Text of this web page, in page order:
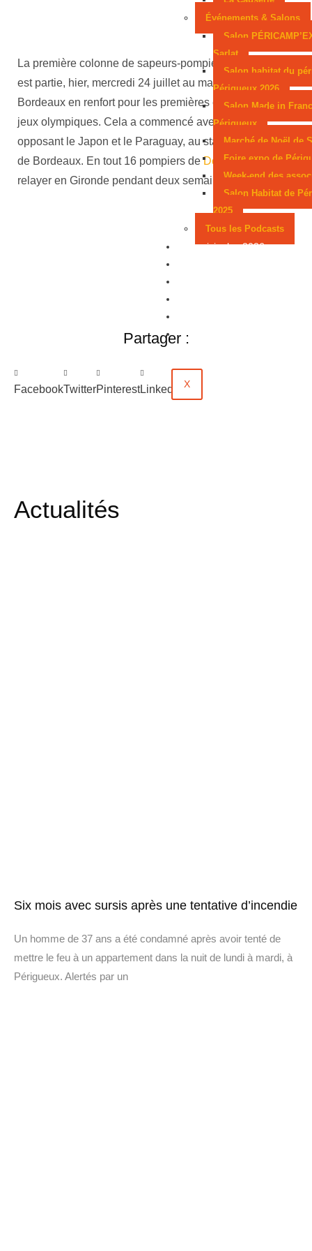
Événements & Salons
Salon
Sarlat
Salon habitat du
Périgueux 2026
Salon Made in
Périgueux
Marché de Noël de
Foire expo de
Week-end des
Salon Habitat de
2025
Tous les Podcasts
Municipales 2026
Contact
X
La première colonne de sapeurs-pompier périgourdin
est partie, hier, mercredi 24 juillet au matin, direction
Bordeaux en renfort pour les premières épreuves des
jeux olympiques. Cela a commencé avec le match
opposant le Japon et le Paraguay, au stade Atlantique
de Bordeaux. En tout 16 pompiers deDordognevont se
relayer en Gironde pendant deux semaines.
Partager :
FacebookTwitterPinterestLinkedIn
Actualités
Six mois avec sursis après une tentative d’incendie
Un homme de 37 ans a été condamné après avoir tenté de
mettre le feu à un appartement dans la nuit de lundi à mardi, à
Périgueux. Alertés par un